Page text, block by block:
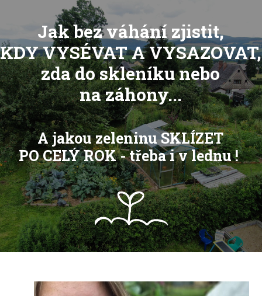
Jak bez váhání zjistit,
KDY VYSÉVAT A VYSAZOVAT,
zda do skleníku nebo
na záhony...
A jakou zeleninu SKLÍZET
PO CELÝ ROK - třeba i v lednu !